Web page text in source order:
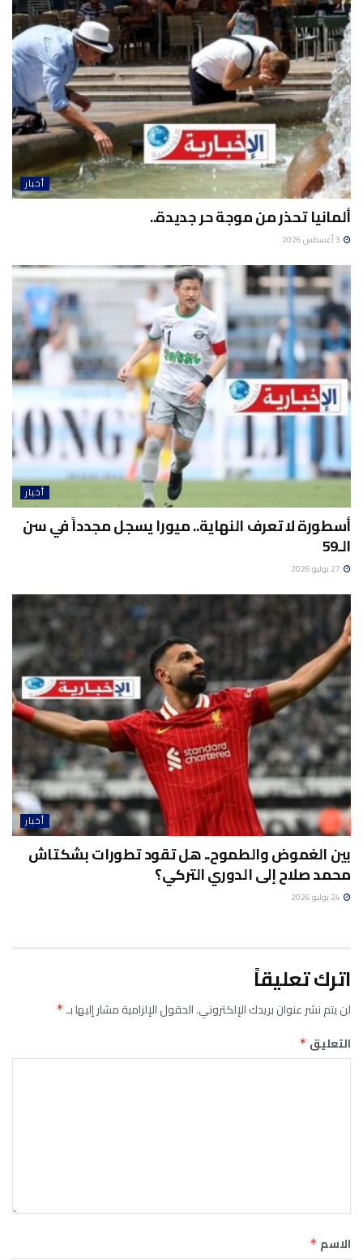
أخبار
ألمانيا تحذر من موجة حر جديدة..
أخبار
أسطورة لا تعرف النهاية.. ميورا يسجل مجدداً في سن
الـ59
أخبار
بين الغموض والطموح.. هل تقود تطورات بشكتاش
محمد صلاح إلى الدوري التركي؟
اترك تعليقاً
لن يتم نشر عنوان بريدك الإلكتروني.الحقول الإلزامية مشار إليها بـ*
التعليق *
الاسم *